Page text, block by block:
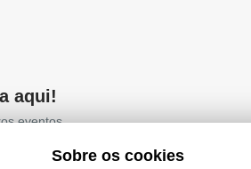
aqui!
eventos.
Sobre os cookies